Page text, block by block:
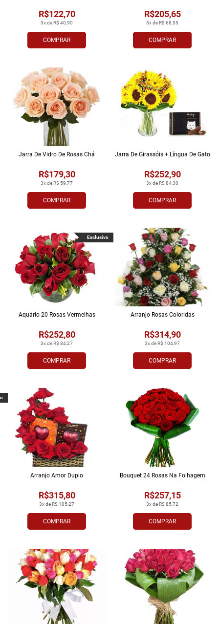
COMPRAR
3x de R$ 40,90
R$122,70
COMPRAR
3x de R$ 68,55
R$205,65
COMPRAR
3x de R$ 59,77
R$179,30
Jarra De Vidro De Rosas Chá
COMPRAR
3x de R$ 84,30
R$252,90
Jarra De Girassóis + Língua De Gato
COMPRAR
3x de R$ 84,27
R$252,80
Aquário 20 Rosas Vermelhas
Exclusivo
COMPRAR
3x de R$ 104,97
R$314,90
Arranjo Rosas Coloridas
COMPRAR
3x de R$ 105,27
R$315,80
Arranjo Amor Duplo
COMPRAR
3x de R$ 85,72
R$257,15
Bouquet 24 Rosas Na Folhagem